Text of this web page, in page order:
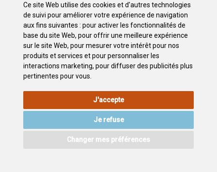
Ce site Web utilise des cookies et d'autres technologies
de suivi pour améliorer votre expérience de navigation
aux fins suivantes : pour activer les fonctionnalités de
base du site Web, pour offrir une meilleure expérience
sur le site Web, pour mesurer votre intérêt pour nos
produits et services et pour personnaliser les
interactions marketing, pour diffuser des publicités plus
pertinentes pour vous
J'accepte
Je refuse
Changer mes préférences
Tennis (nord de l´île)
Tennis a Tenerife - Sud de l´île
Sports équestres
Tennis a Tenerife. Santa Cruz - La Laguna
POLITIQUE
COOKIES
CONFIDENTIALITÉ
ACCESSIBILITÉ CONTACTEZ
Wonderful Tenerife . Todos los derechos reservados.